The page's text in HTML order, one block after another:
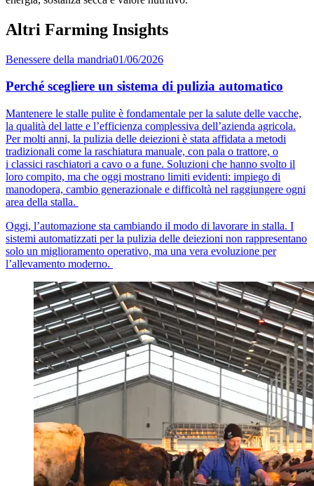
Altri Farming Insights
Benessere della mandria01/06/2026
Perché scegliere un sistema di pulizia automatico
Mantenere le stalle pulite è fondamentale per la salute delle vacche,
la qualità del latte e l’efficienza complessiva dell’azienda agricola.
Per molti anni, la pulizia delle deiezioni è stata affidata a metodi
tradizionali come la raschiatura manuale, con pala o trattore, o
i classici raschiatori a cavo o a fune. Soluzioni che hanno svolto il
loro compito, ma che oggi mostrano limiti evidenti: impiego di
manodopera, cambio generazionale e difficoltà nel raggiungere ogni
area della stalla.
Oggi, l’automazione sta cambiando il modo di lavorare in stalla. I
sistemi automatizzati per la pulizia delle deiezioni non rappresentano
solo un miglioramento operativo, ma una vera evoluzione per
l’allevamento moderno.